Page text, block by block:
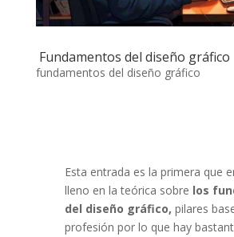
Fundamentos del diseño gráfico
fundamentos del diseño gráfico
Esta entrada es la primera que
lleno en la teórica sobre los
del diseño gráfico, pilares
profesión por lo que hay